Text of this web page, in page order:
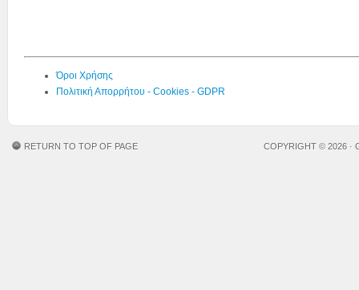
Όροι Χρήσης
Πολιτική Απορρήτου - Cookies - GDPR
RETURN TO TOP OF PAGE COPYRIGHT © 2026 ·